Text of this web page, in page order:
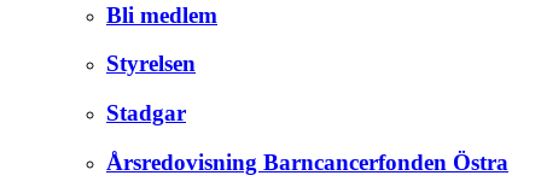
Bli medlem
Styrelsen
Stadgar
Årsredovisning Barncancerfonden Östra